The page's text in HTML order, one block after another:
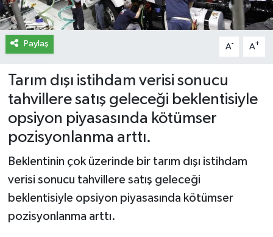
Paylaş A- A+
Tarım dışı istihdam verisi sonucu
tahvillere satış geleceği beklentisiyle
opsiyon piyasasında kötümser
pozisyonlanma arttı.
Beklentinin çok üzerinde bir tarım dışı istihdam
verisi sonucu tahvillere satış geleceği
beklentisiyle opsiyon piyasasında kötümser
pozisyonlanma arttı.